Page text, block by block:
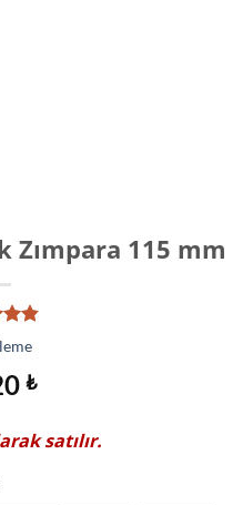
Zımpara 115 mm
₺
satılır.